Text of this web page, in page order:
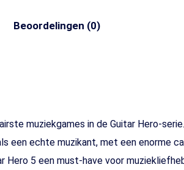
Beoordelingen (0)
muziekgames in de Guitar Hero-
een echte muzikant, met een enorme
5 een must-have voor